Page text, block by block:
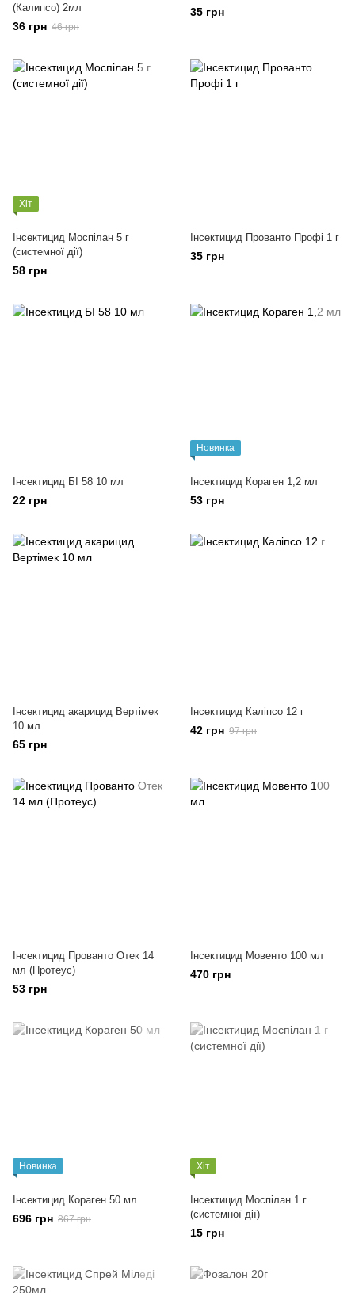
(Калипсо) 2мл
36 грн 46 грн
35 грн
Хіт
Інсектицид Моспілан 5 г
(системної дії)
58 грн
Інсектицид Прованто Профі 1 г
35 грн
Інсектицид БІ 58 10 мл
22 грн
Новинка
Інсектицид Кораген 1,2 мл
53 грн
Інсектицид акарицид Вертімек
10 мл
65 грн
Інсектицид Каліпсо 12 г
42 грн 97 грн
Інсектицид Прованто Отек 14
мл (Протеус)
53 грн
Інсектицид Мовенто 100 мл
470 грн
Новинка
Інсектицид Кораген 50 мл
696 грн 867 грн
Хіт
Інсектицид Моспілан 1 г
(системної дії)
15 грн